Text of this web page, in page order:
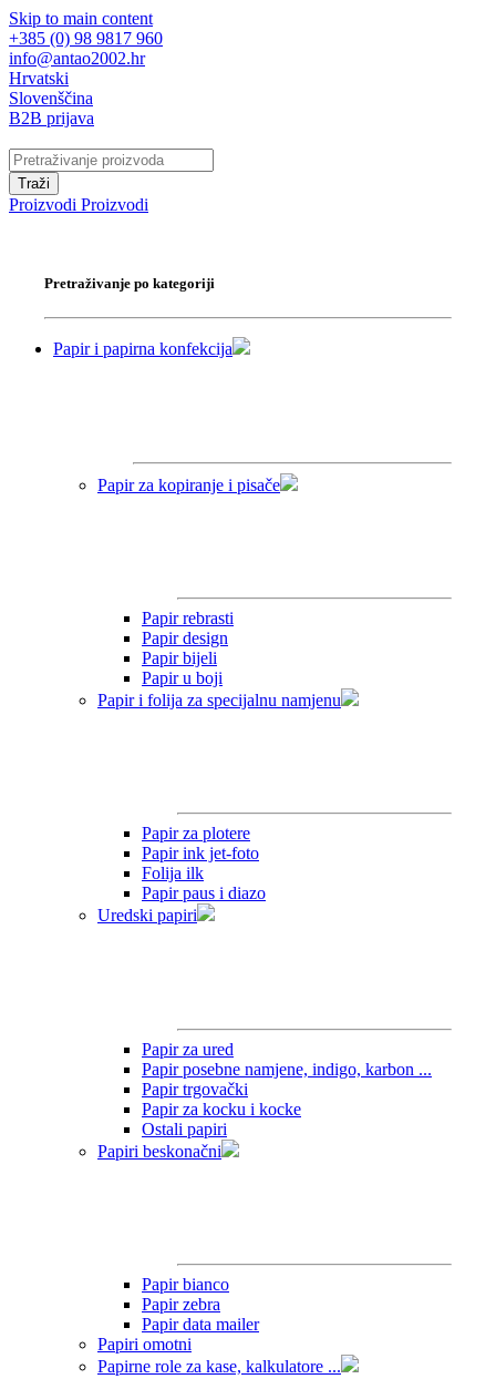
Skip to main content
+385 (0) 98 9817 960
info@antao2002.hr
Hrvatski
Slovenščina
B2B prijava
Traži
Proizvodi Proizvodi
Pretraživanje po kategoriji
Papir i papirna konfekcija
Papir za kopiranje i pisače
Papir rebrasti
Papir design
Papir bijeli
Papir u boji
Papir i folija za specijalnu namjenu
Papir za plotere
Papir ink jet-foto
Folija ilk
Papir paus i diazo
Uredski papiri
Papir za ured
Papir posebne namjene, indigo, karbon ...
Papir trgovački
Papir za kocku i kocke
Ostali papiri
Papiri beskonačni
Papir bianco
Papir zebra
Papir data mailer
Papiri omotni
Papirne role za kase, kalkulatore ...